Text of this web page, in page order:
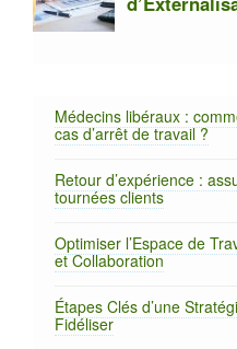
Médecins libéraux :
cas d’arrêt de travail ?
Retour d’expérience :
tournées clients
Optimiser l’Espace de
et Collaboration
Étapes Clés d’une
Fidéliser